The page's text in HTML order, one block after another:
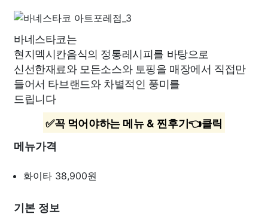
바네스타코는
현지멕시칸음식의 정통레시피를 바탕으로
신선한재료와 모든소스와 토핑을 매장에서 직접만
들어서 타브랜드와 차별적인 풍미를
드립니다
✅꼭 먹어야하는 메뉴 & 찐후기👈클릭
메뉴가격
화이타 38,900원
기본 정보